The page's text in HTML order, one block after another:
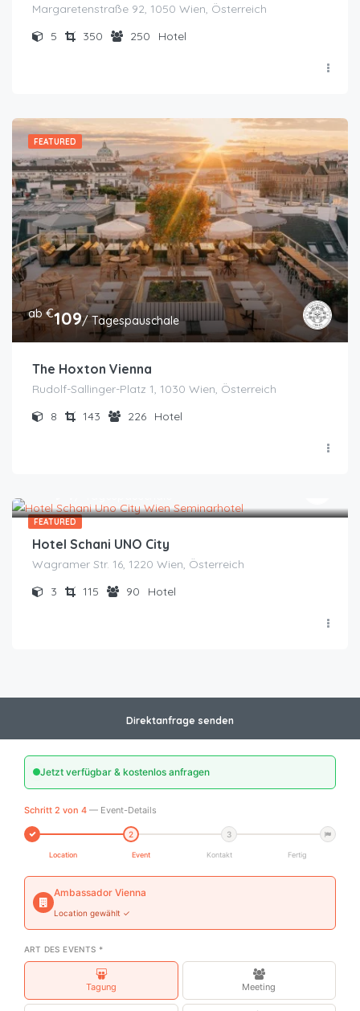
Margaretenstraße 92, 1050 Wien, Österreich
5
350 250 Hotel
FEATURED
ab €109/ Tagespauschale
The Hoxton Vienna
Rudolf-Sallinger-Platz 1, 1030 Wien, Österreich
8
143 226 Hotel
FEATURED
Hotel Schani UNO City
Wagramer Str. 16, 1220 Wien, Österreich
3
115 90 Hotel
Direktanfrage senden
Jetzt verfügbar & kostenlos anfragen
Schritt 2 von 4 — Event-Details
2 3
Location Event Kontakt Fertig
Ambassador Vienna
Location gewählt ✓
ART DES EVENTS *
Tagung Meeting